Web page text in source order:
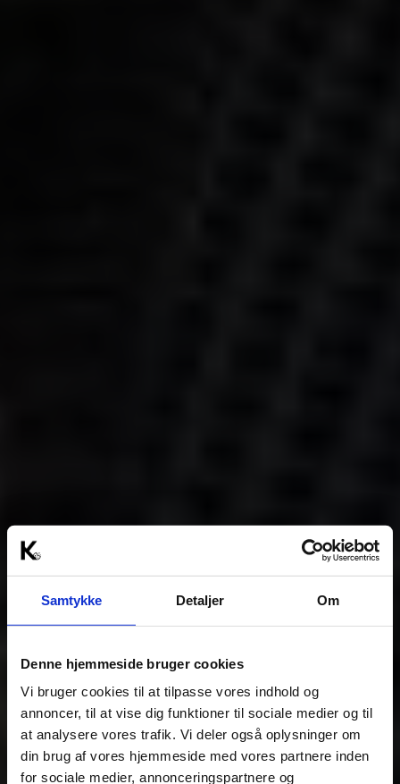
Samtykke Detaljer Om
Denne hjemmeside bruger cookies
Vi bruger cookies til at tilpasse vores indhold og
annoncer, til at vise dig funktioner til sociale medier og til
at analysere vores trafik. Vi deler også oplysninger om
din brug af vores hjemmeside med vores partnere inden
for sociale medier, annonceringspartnere og